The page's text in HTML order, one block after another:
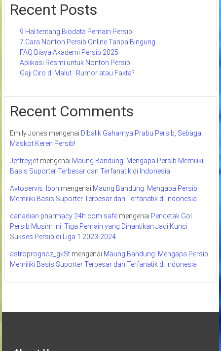
Recent Posts
9 Hal tentang Biodata Pemain Persib
7 Cara Nonton Persib Online Tanpa Bingung
FAQ Biaya Akademi Persib 2025
Aplikasi Resmi untuk Nonton Persib
Gaji Ciro di Malut : Rumor atau Fakta?
Recent Comments
Emily Jones mengenai Dibalik Gaharnya Prabu Persib, Sebagai
Maskot Keren Persib!
Jeffreyjefmengenai Maung Bandung: Mengapa Persib Memiliki
Basis Suporter Terbesar dan Terfanatik di Indonesia
Avtoservis_lbpn mengenai Maung Bandung: Mengapa Persib
Memiliki Basis Suporter Terbesar dan Terfanatik di Indonesia
canadian pharmacy 24h com safemengenai Pencetak Gol
Persib Musim Ini: Tiga Pemain yang Dinantikan Jadi Kunci
Sukses Persib di Liga 1 2023-2024
astroprognoz_gkStmengenai Maung Bandung: Mengapa Persib
Memiliki Basis Suporter Terbesar dan Terfanatik di Indonesia